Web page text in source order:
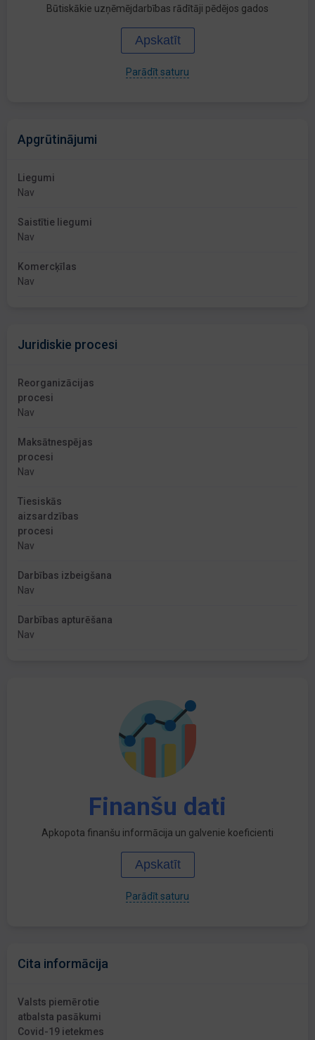
Būtiskākie uzņēmējdarbības rādītāji pēdējos gados
Apskatīt
Parādīt saturu
Apgrūtinājumi
Liegumi
Nav
Saistītie liegumi
Nav
Komercķīlas
Nav
Juridiskie procesi
Reorganizācijas
procesi
Nav
Maksātnespējas
procesi
Nav
Tiesiskās
aizsardzības
procesi
Nav
Darbības izbeigšana
Nav
Darbības apturēšana
Nav
Finanšu dati
Apkopota finanšu informācija un galvenie koeficienti
Apskatīt
Parādīt saturu
Cita informācija
Valsts piemērotie
atbalsta pasākumi
Covid-19 ietekmes